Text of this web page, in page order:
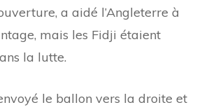
a aidé l’Angleterre à
mais les Fidji étaient
la lutte.
le ballon vers la droite et